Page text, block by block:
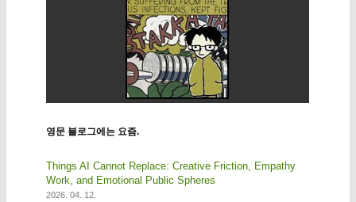
영문 블로그에는 요즘.
Things AI Cannot Replace: Creative Friction, Empathy
Work, and Emotional Public Spheres
2026. 04. 12.